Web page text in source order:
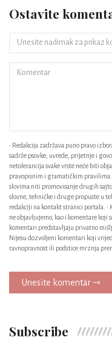
Ostavite
• Redakcija zadržava puno pravo
sadrže psovke, uvrede, prijetnje i
netolerancija svake vrste neće biti
pravopisnim i gramatičkim
slovima niti promovisanje drugih
slovne, tehničke i druge propuste u
redakciji na kontakt stranici portala.
ne objavljujemo, kao i komentare koji
komentari predstavljaju privatno
Nijesu dozvoljeni komentari koji
ravnopravnost ili podstice mrznja
Unesite komentar ⇾
Subscribe